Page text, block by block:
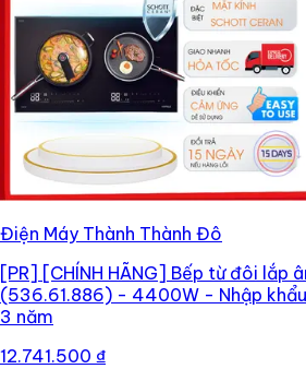
Điện Máy Thành Thành Đô
[PR] [CHÍNH HÃNG] Bếp từ đôi lắp
(536.61.886) - 4400W - Nhập
3 năm
12.741.500 ₫